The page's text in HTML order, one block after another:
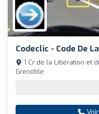
Codeclic - Code De
1 Cr de la Libération et
Grenoble